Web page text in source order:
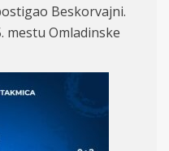
Beskorvajni.
mestu Omladinske